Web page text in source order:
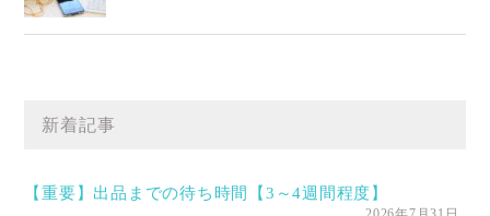
新着記事
【重要】出品までの待ち時間【3～4週間程度】